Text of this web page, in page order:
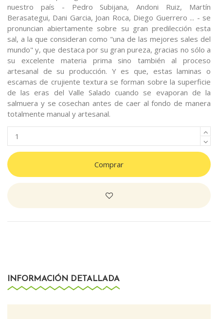
nuestro país - Pedro Subijana, Andoni Ruiz, Martín
Berasategui, Dani Garcia, Joan Roca, Diego Guerrero ... - se
pronuncian abiertamente sobre su gran predilección esta
sal, a la que consideran como "una de las mejores sales del
mundo" y, que destaca por su gran pureza, gracias no sólo a
su excelente materia prima sino también al proceso
artesanal de su producción. Y es que, estas laminas o
escamas de crujiente textura se forman sobre la superficie
de las eras del Valle Salado cuando se evaporan de la
salmuera y se cosechan antes de caer al fondo de manera
totalmente manual y artesanal.
Comprar
INFORMACIÓN DETALLADA